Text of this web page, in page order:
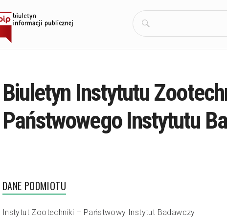
Szukaj:
Biuletyn Instytutu
Państwowego Instytutu
DANE PODMIOTU
Instytut Zootechniki – Państwowy Instytut Badawczy